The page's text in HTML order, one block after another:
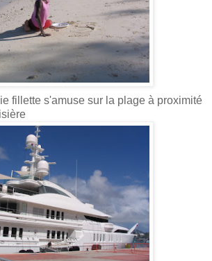
fillette s'amuse sur la plage à proximité